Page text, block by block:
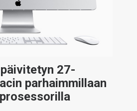
27-
parhaimmillaan